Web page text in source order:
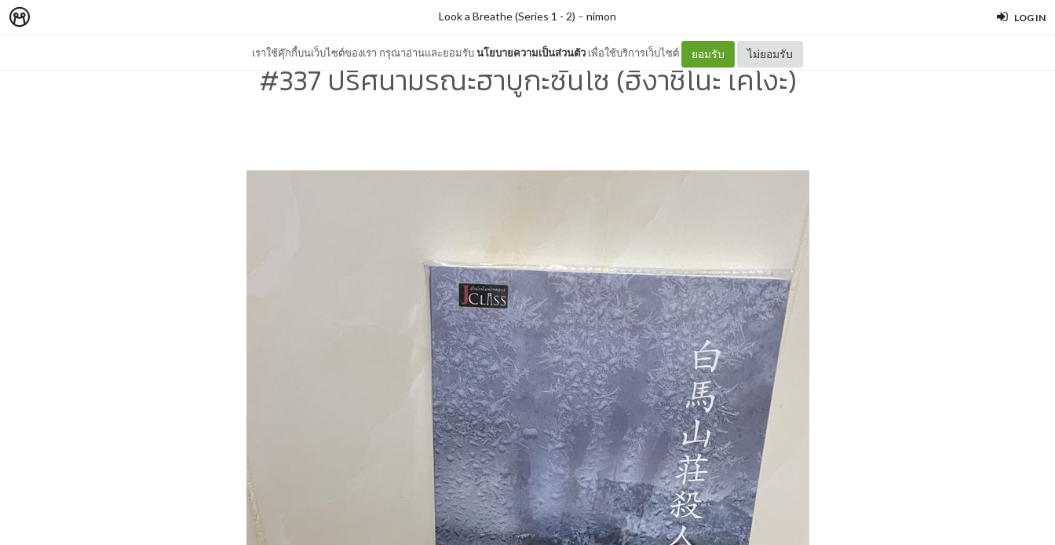
LOG IN
เราใช้คุ๊กกี้บนเว็บไซต์ของเรา กรุณาอ่านและยอมรับนโยบายความเป็นส่วนตัว เพื่อใช้บริการเว็บไซต์ ยอมรับ ไม่ยอมรับ
Look a Breathe (Series 1 - 2) – nimon
#337 ปริศนามรณะฮาบูกะซันโซ (ฮิงาชิโนะ เคโงะ)